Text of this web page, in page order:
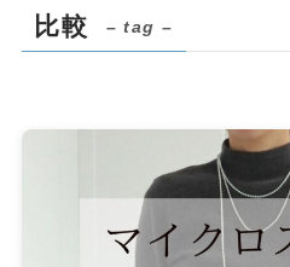
比較 – tag –